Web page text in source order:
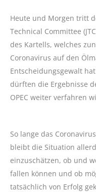
Heute und Morgen tritt
Technical Committee
des Kartells, welches
Coronavirus auf den
Entscheidungsgewalt
dürften die Ergebnisse
OPEC weiter verfahren
So lange das
bleibt die Situation
einzuschätzen, ob und
fallen können und ob
tatsächlich von Erfolg